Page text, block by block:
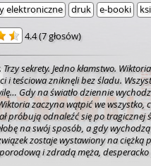
elektroniczne druk e-booki
4.4(7 głosów)
sekrety. Jedno kłamstwo.
i teściowa zniknęli bez śladu.
Gdy na światło dziennie
zaczyna wątpić we wszystko,
próbują odnaleźć się po tragicznej
na swój sposób, a gdy
zostaje wystawiony na ciężką
i zdradą męża,